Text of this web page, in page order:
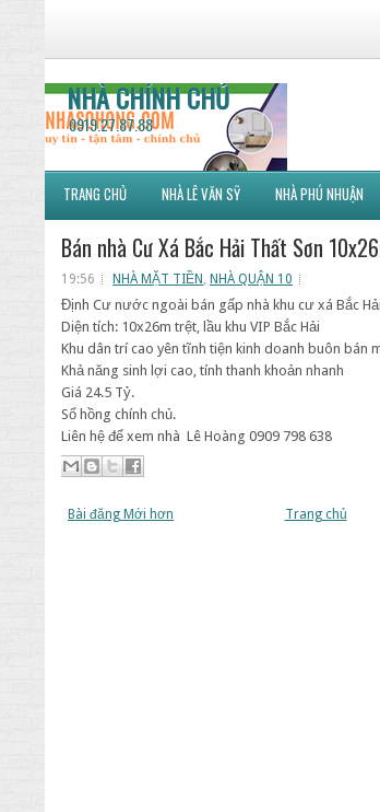
NHÀ CHÍNH CHỦ
0919.27.87.88
TRANG CHỦ NHÀ LÊ VĂN SỸ NHÀ PHÚ NHUẬN
Bán nhà Cư Xá Bắc Hải Thất Sơn
19:56 NHÀ MẶT TIỀN , NHÀ QUẬN 10
Định Cư nước ngoài bán gấp nhà khu cư xá Bắc
Diện tích: 10x26m trệt, lầu khu VIP Bắc Hải
Khu dân trí cao yên tĩnh tiện kinh doanh buôn bán
Khả năng sinh lợi cao, tính thanh khoản nhanh
Giá 24.5 Tỷ.
Sổ hồng chính chủ.
Liên hệ để xem nhà Lê Hoàng 0909 798 638
Bài đăng Mới hơn Trang chủ